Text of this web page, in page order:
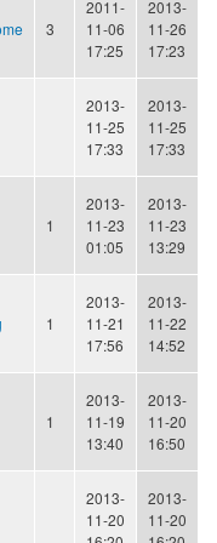
3
2011-
11-06
17:25
2013-
11-26
17:23
2013-
11-25
17:33
2013-
11-25
17:33
1
2013-
11-23
01:05
2013-
11-23
13:29
1
2013-
11-21
17:56
2013-
11-22
14:52
1
2013-
11-19
13:40
2013-
11-20
16:50
2013-
11-20
2013-
11-20